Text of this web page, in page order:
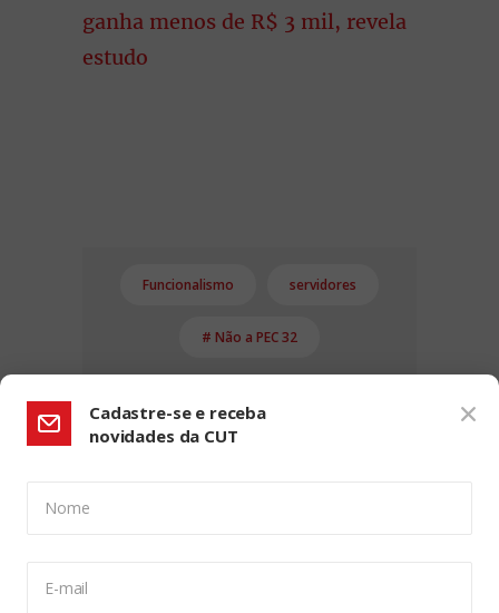
ganha menos de R$ 3 mil, revela
estudo
Funcionalismo servidores
# Não a PEC 32
Cadastre-se e receba
novidades da CUT
Nome
E-mail
CONFIGURAÇÃO DE COOKIES: